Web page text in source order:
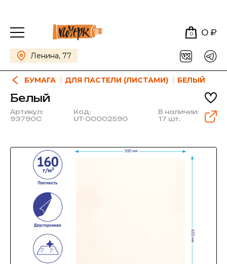
0 0 ₽
Ленина, 77
БУМАГА ДЛЯ ПАСТЕЛИ (ЛИСТАМИ) БЕЛЫЙ
Белый
Артикул:
93790C
Код:
UT-00002590
В наличии:
17 шт.